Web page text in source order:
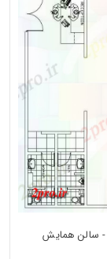
- سالن همایش